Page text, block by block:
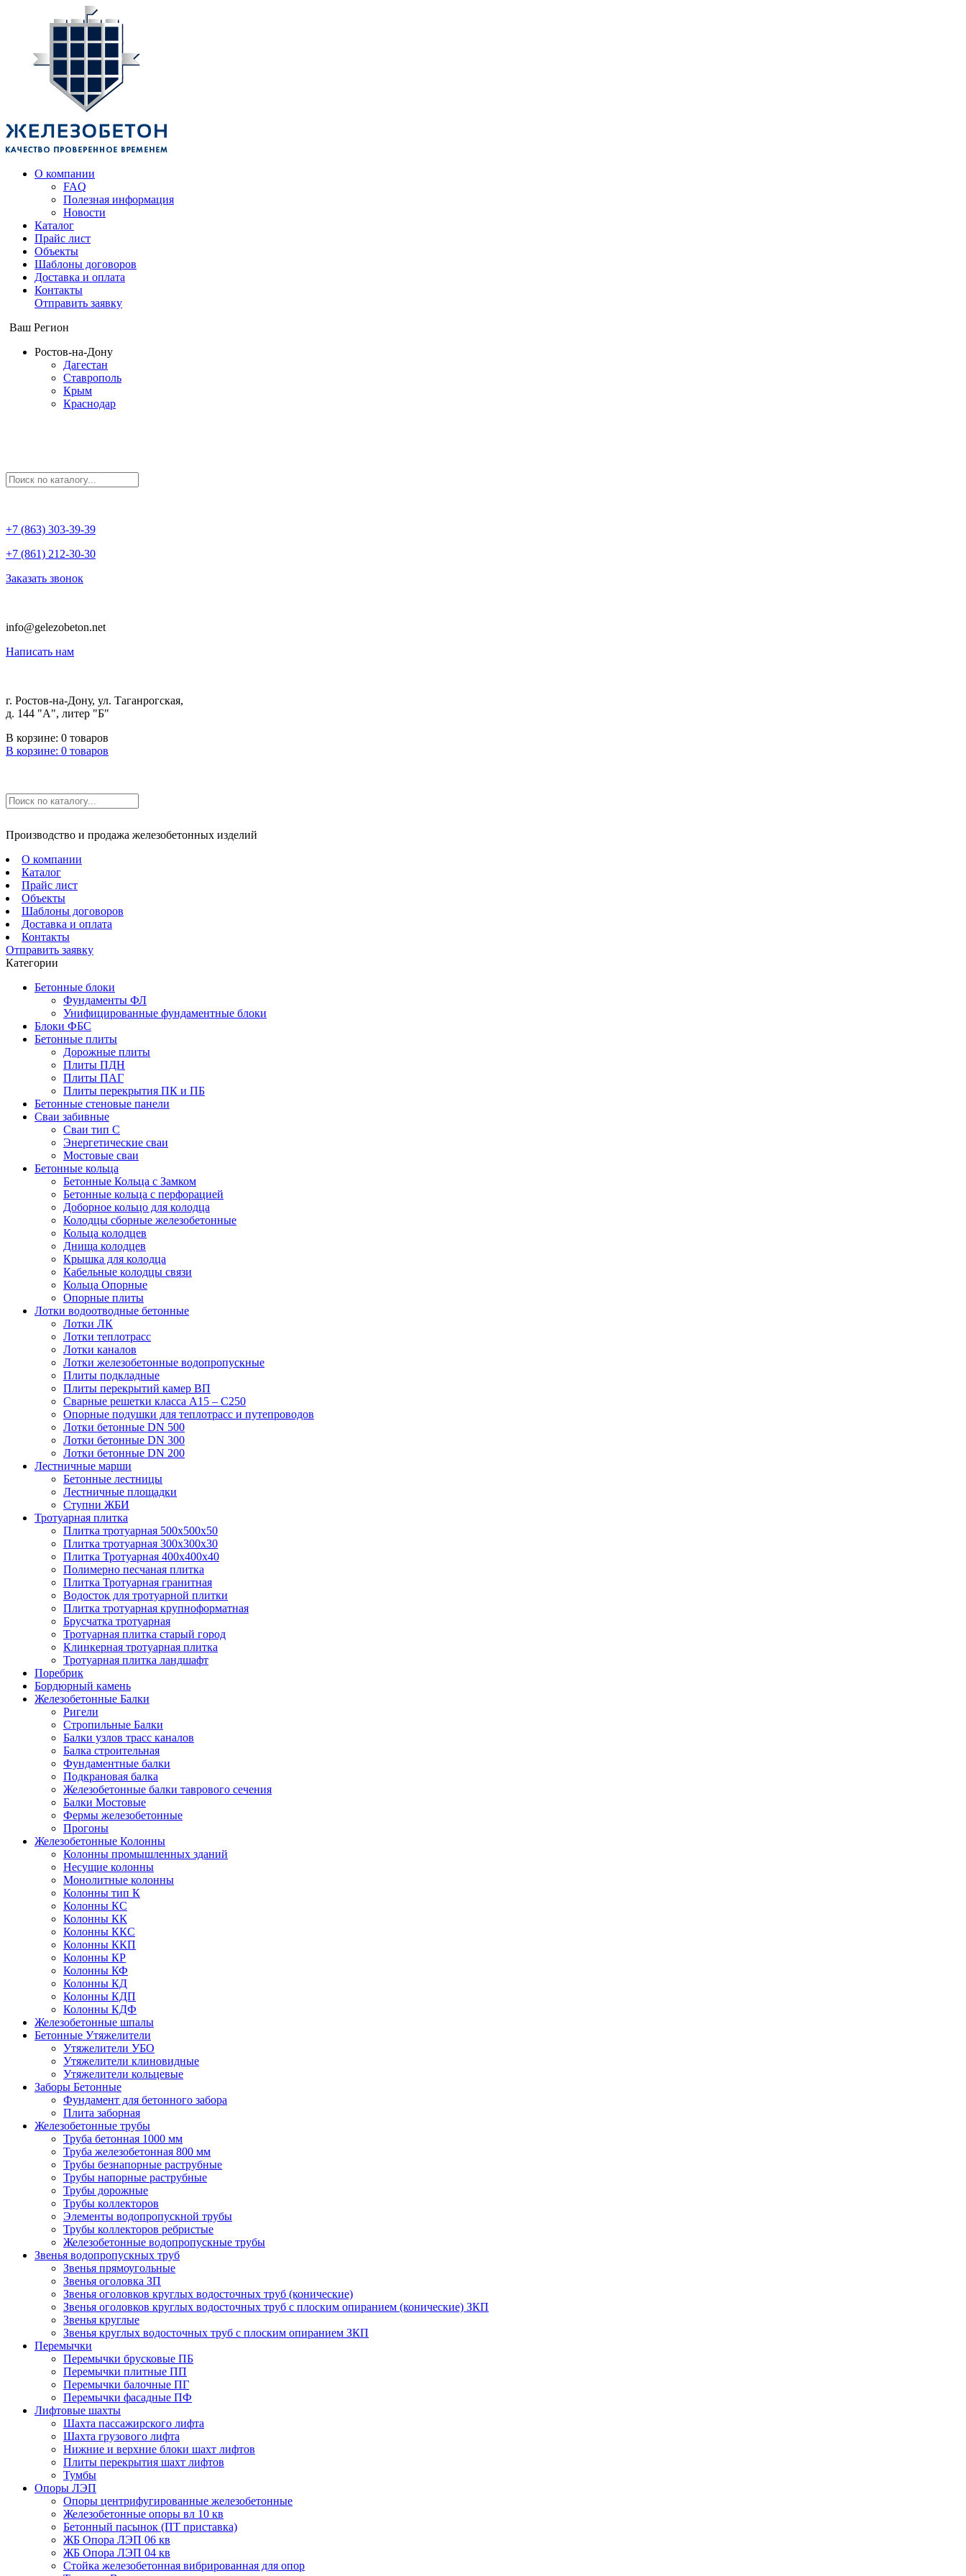
О компании
FAQ
Полезная информация
Новости
Каталог
Прайс лист
Объекты
Шаблоны договоров
Доставка и оплата
Контакты
Отправить заявку
Ваш Регион
Ростов-на-Дону
Дагестан
Ставрополь
Крым
Краснодар
+7 (863) 303-39-39
+7 (861) 212-30-30
Заказать звонок
info@gelezobeton.net
Написать нам
г. Ростов-на-Дону, ул. Таганрогская,
д. 144 "А", литер "Б"
В корзине: 0 товаров
В корзине: 0 товаров
Производство и продажа железобетонных изделий
О компании
Каталог
Прайс лист
Объекты
Шаблоны договоров
Доставка и оплата
Контакты
Отправить заявку
Категории
Бетонные блоки
Фундаменты ФЛ
Унифицированные фундаментные блоки
Блоки ФБС
Бетонные плиты
Дорожные плиты
Плиты ПДН
Плиты ПАГ
Плиты перекрытия ПК и ПБ
Бетонные стеновые панели
Сваи забивные
Сваи тип С
Энергетические сваи
Mостовые сваи
Бетонные кольца
Бетонные Кольца с Замком
Бетонные кольца с перфорацией
Доборное кольцо для колодца
Колодцы сборные железобетонные
Кольца колодцев
Днища колодцев
Крышка для колодца
Кабельные колодцы связи
Кольца Опорные
Опорные плиты
Лотки водоотводные бетонные
Лотки ЛК
Лотки теплотрасс
Лотки каналов
Лотки железобетонные водопропускные
Плиты подкладные
Плиты перекрытий камер ВП
Сварные решетки класса А15 – С250
Опорные подушки для теплотрасс и путепроводов
Лотки бетонные DN 500
Лотки бетонные DN 300
Лотки бетонные DN 200
Лестничные марши
Бетонные лестницы
Лестничные площадки
Ступни ЖБИ
Тротуарная плитка
Плитка тротуарная 500х500х50
Плитка тротуарная 300х300х30
Плитка Тротуарная 400x400x40
Полимерно песчаная плитка
Плитка Тротуарная гранитная
Водосток для тротуарной плитки
Плитка тротуарная крупноформатная
Брусчатка тротуарная
Тротуарная плитка старый город
Клинкерная тротуарная плитка
Тротуарная плитка ландшафт
Поребрик
Бордюрный камень
Железобетонные Балки
Ригели
Стропильные Балки
Балки узлов трасс каналов
Балка строительная
Фундаментные балки
Подкрановая балка
Железобетонные балки таврового сечения
Балки Мостовые
Фермы железобетонные
Прогоны
Железобетонные Колонны
Колонны промышленных зданий
Несущие колонны
Монолитные колонны
Колонны тип К
Колонны КС
Колонны КК
Колонны ККС
Колонны ККП
Колонны КР
Колонны КФ
Колонны КД
Колонны КДП
Колонны КДФ
Железобетонные шпалы
Бетонные Утяжелители
Утяжелители УБО
Утяжелители клиновидные
Утяжелители кольцевые
Заборы Бетонные
Фундамент для бетонного забора
Плита заборная
Железобетонные трубы
Труба бетонная 1000 мм
Труба железобетонная 800 мм
Трубы безнапорные раструбные
Трубы напорные раструбные
Трубы дорожные
Трубы коллекторов
Элементы водопропускной трубы
Трубы коллекторов ребристые
Железобетонные водопропускные трубы
Звенья водопропускных труб
Звенья прямоугольные
Звенья оголовка ЗП
Звенья оголовков круглых водосточных труб (конические)
Звенья оголовков круглых водосточных труб с плоским опиранием (конические) ЗКП
Звенья круглые
Звенья круглых водосточных труб с плоским опиранием ЗКП
Перемычки
Перемычки брусковые ПБ
Перемычки плитные ПП
Перемычки балочные ПГ
Перемычки фасадные ПФ
Лифтовые шахты
Шахта пассажирского лифта
Шахта грузового лифта
Нижние и верхние блоки шахт лифтов
Плиты перекрытия шахт лифтов
Тумбы
Опоры ЛЭП
Опоры центрифугированные железобетонные
Железобетонные опоры вл 10 кв
Бетонный пасынок (ПТ приставка)
ЖБ Опора ЛЭП 06 кв
ЖБ Опора ЛЭП 04 кв
Стойка железобетонная вибрированная для опор